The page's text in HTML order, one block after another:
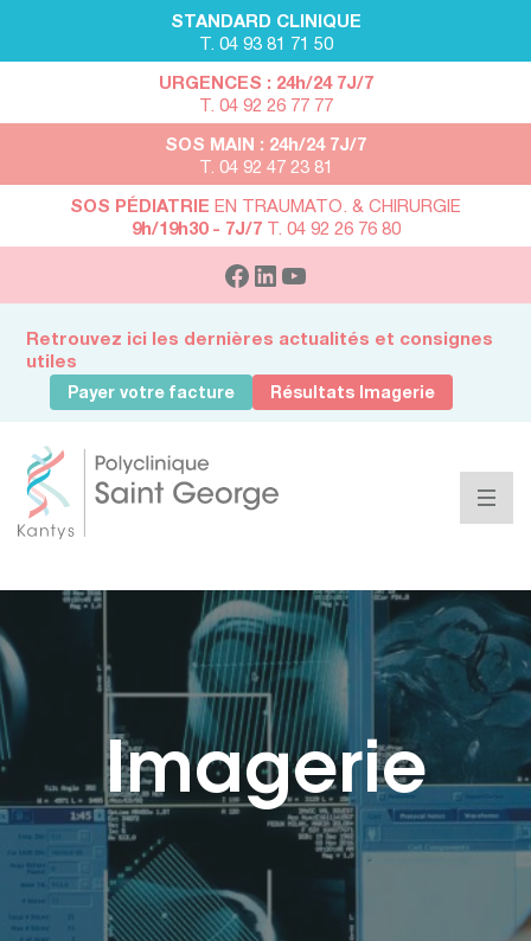
STANDARD CLINIQUE
T. 04 93 81 71 50
URGENCES : 24h/24 7J/7
T. 04 92 26 77 77
SOS MAIN : 24h/24 7J/7
T. 04 92 47 23 81
SOS PÉDIATRIE EN TRAUMATO. & CHIRURGIE
9h/19h30 - 7J/7T. 04 92 26 76 80
Retrouvez ici les dernières actualités et consignes
utiles
Payer votre facture Résultats Imagerie
Imagerie